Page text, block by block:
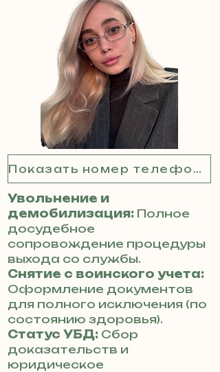
Показать номер телефона
Увольнение и
демобилизация: Полное
досудебное
сопровождение процедуры
выхода со службы.
Снятие с воинского учета:
Оформление документов
для полного исключения (по
состоянию здоровья).
Статус УБД: Сбор
доказательств и
юридическое